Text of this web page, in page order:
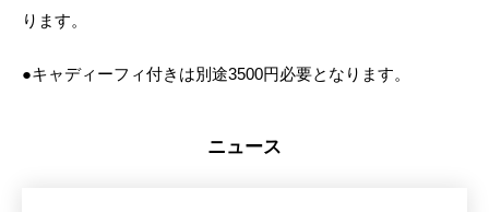
ります。
●キャディーフィ付きは別途3500円必要となります。
ニュース